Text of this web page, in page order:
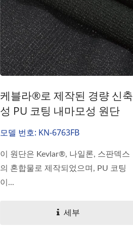
케블라®로 제작된 경량 신축
성 PU 코팅 내마모성 원단
모델 번호: KN-6763FB
이 원단은 Kevlar®, 나일론, 스판덱스
의 혼합물로 제작되었으며, PU 코팅
이...
세부